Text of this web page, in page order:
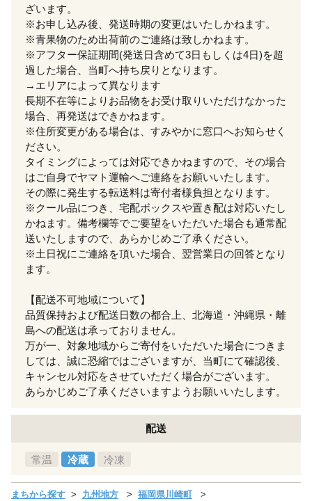
ざいます。
※お申し込み後、発送時期の変更はいたしかねます。
※青果物のため出荷前のご連絡は致しかねます。
※アフター保証期間(発送日含めて3日もしくは4日)を超
過した場合、当町へ持ち戻りとなります。
→エリアによって異なります
長期不在等によりお品物をお受け取りいただけなかった
場合、再発送はできかねます。
※住所変更がある場合は、すみやかに窓口へお知らせく
ださい。
タイミングによっては対応できかねますので、その場合
はご自身でヤマト運輸へご連絡をお願いいたします。
その際に発生する転送料は寄付者様負担となります。
※クール品につき、宅配ボックスや置き配は対応いたし
かねます。備考欄等でご要望をいただいた場合も通常配
送いたしますので、あらかじめご了承ください。
※土日祝にご連絡を頂いた場合、翌営業日の回答となり
ます。
【配送不可地域について】
品質保持および配送日数の都合上、北海道・沖縄県・離
島への配送は承っておりません。
万が一、対象地域からご寄付をいただいた場合につきま
しては、誠に恐縮ではございますが、当町にて確認後、
キャンセル対応をさせていただく場合がございます。
あらかじめご了承くださいますようお願いいたします。
配送
常温 冷蔵 冷凍
まちから探す 九州地方
福岡県川崎町